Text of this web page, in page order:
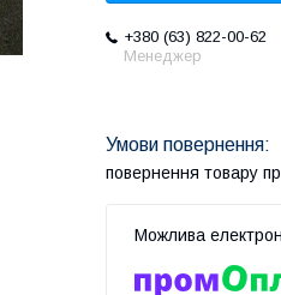
+380 (63) 822-00-62
Менеджер
повернення товару